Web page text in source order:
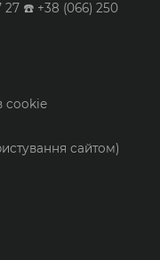
27 ☎️ +38 (066) 250
cookie
сайтом)